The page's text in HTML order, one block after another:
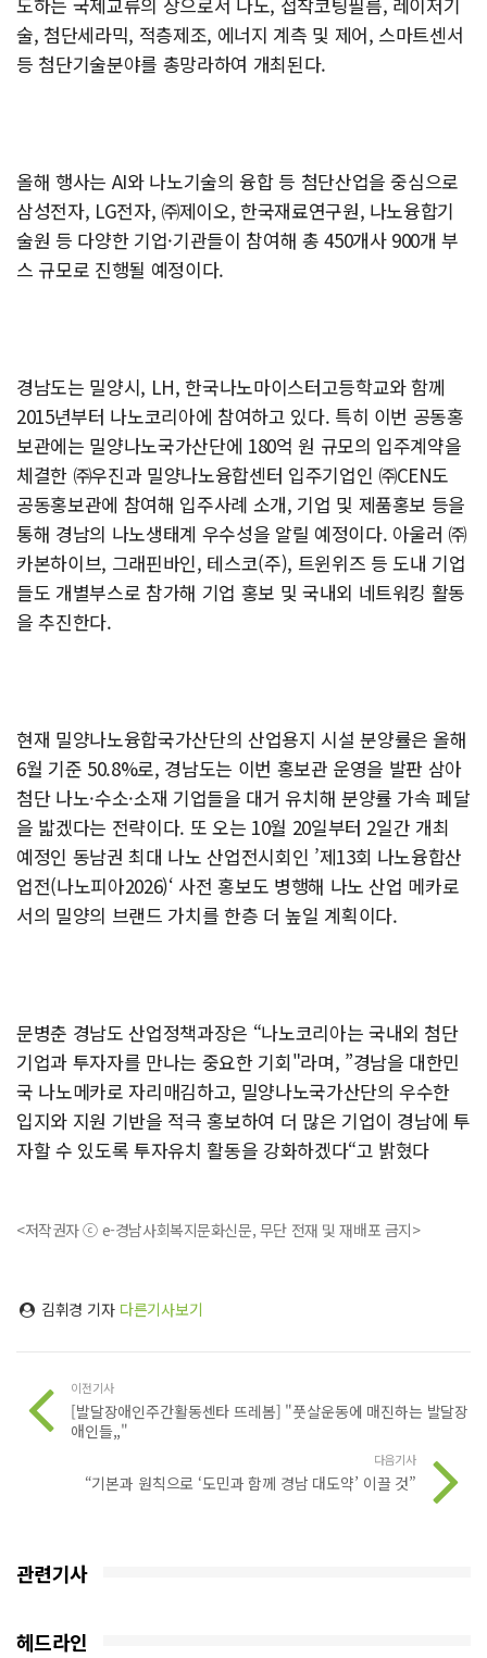
술, 첨단세라믹, 적층제조, 에너지 계측 및 제어, 스마트센서
등 첨단기술분야를 총망라하여 개최된다.
올해 행사는 AI와 나노기술의 융합 등 첨단산업을 중심으로
삼성전자, LG전자, ㈜제이오, 한국재료연구원, 나노융합기
술원 등 다양한 기업·기관들이 참여해 총 450개사 900개 부
스 규모로 진행될 예정이다.
경남도는 밀양시, LH, 한국나노마이스터고등학교와 함께
2015년부터 나노코리아에 참여하고 있다. 특히 이번 공동홍
보관에는 밀양나노국가산단에 180억 원 규모의 입주계약을
체결한 ㈜우진과 밀양나노융합센터 입주기업인 ㈜CEN도
공동홍보관에 참여해 입주사례 소개, 기업 및 제품홍보 등을
통해 경남의 나노생태계 우수성을 알릴 예정이다. 아울러 ㈜
카본하이브, 그래핀바인, 테스코(주), 트윈위즈 등 도내 기업
들도 개별부스로 참가해 기업 홍보 및 국내외 네트워킹 활동
을 추진한다.
현재 밀양나노융합국가산단의 산업용지 시설 분양률은 올해
6월 기준 50.8%로, 경남도는 이번 홍보관 운영을 발판 삼아
첨단 나노·수소·소재 기업들을 대거 유치해 분양률 가속 페달
을 밟겠다는 전략이다. 또 오는 10월 20일부터 2일간 개최
예정인 동남권 최대 나노 산업전시회인 ’제13회 나노융합산
업전(나노피아2026)‘ 사전 홍보도 병행해 나노 산업 메카로
서의 밀양의 브랜드 가치를 한층 더 높일 계획이다.
문병춘 경남도 산업정책과장은 “나노코리아는 국내외 첨단
기업과 투자자를 만나는 중요한 기회"라며, ”경남을 대한민
국 나노메카로 자리매김하고, 밀양나노국가산단의 우수한
입지와 지원 기반을 적극 홍보하여 더 많은 기업이 경남에 투
자할 수 있도록 투자유치 활동을 강화하겠다“고 밝혔다
<저작권자 ⓒ e-경남사회복지문화신문, 무단 전재 및 재배포 금지>
김휘경 기자 다른기사보기
이전기사
[발달장애인주간활동센타 뜨레봄] "풋살운동에 매진하는 발달장
애인들,,"
다음기사
“기본과 원칙으로 ‘도민과 함께 경남 대도약’ 이끌 것”
관련기사
헤드라인